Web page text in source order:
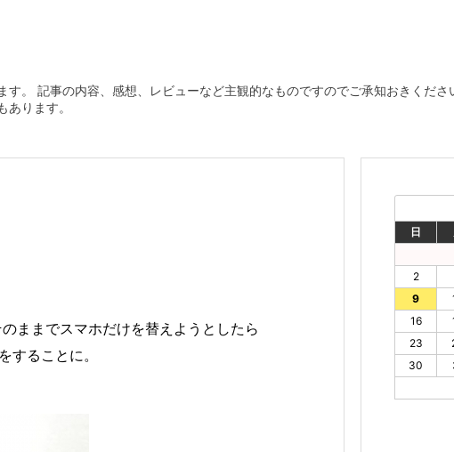
。 記事の内容、感想、レビューなど主観的なものですのでご承知おきくだ
ります。
ままでスマホだけを替えようとしたら
することに。
日
2
9
16
23
30